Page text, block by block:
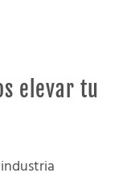
elevar tu